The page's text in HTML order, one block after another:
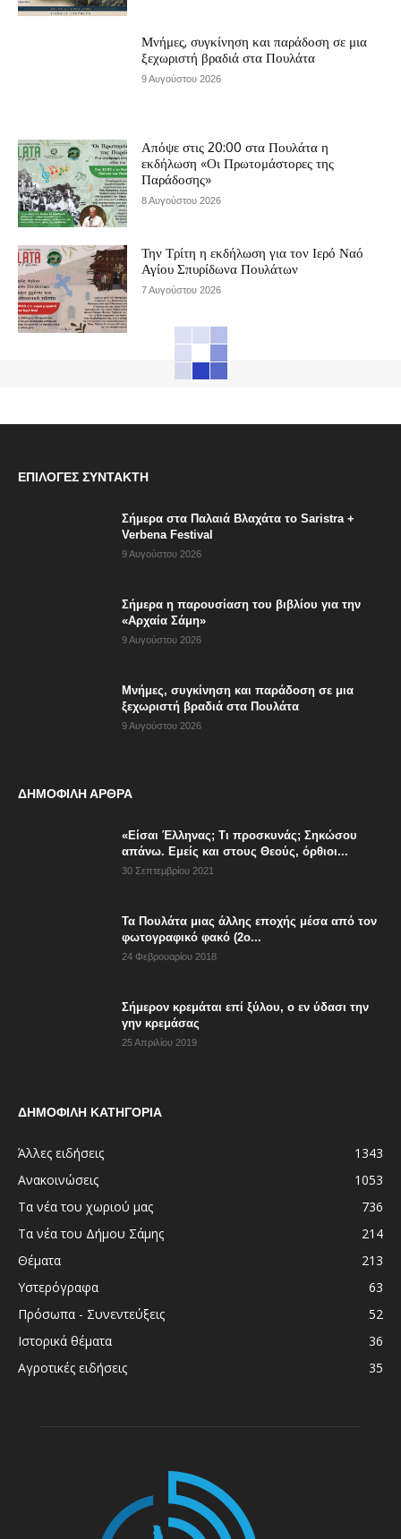
Μνήμες, συγκίνηση και παράδοση σε μια
ξεχωριστή βραδιά στα Πουλάτα
9 Αυγούστου 2026
Απόψε στις 20:00 στα Πουλάτα η
εκδήλωση «Οι Πρωτομάστορες της
Παράδοσης»
8 Αυγούστου 2026
Την Τρίτη η εκδήλωση για τον Ιερό Ναό
Αγίου Σπυρίδωνα Πουλάτων
7 Αυγούστου 2026
ΕΠΙΛΟΓΈΣ ΣΥΝΤΆΚΤΗ
Σήμερα στα Παλαιά Βλαχάτα το Saristra +
Verbena Festival
9 Αυγούστου 2026
Σήμερα η παρουσίαση του βιβλίου για την
«Αρχαία Σάμη»
9 Αυγούστου 2026
Μνήμες, συγκίνηση και παράδοση σε μια
ξεχωριστή βραδιά στα Πουλάτα
9 Αυγούστου 2026
ΔΗΜΟΦΙΛΗ ΑΡΘΡΑ
«Είσαι Έλληνας; Τι προσκυνάς; Σηκώσου
απάνω. Εμείς και στους Θεούς, όρθιοι...
30 Σεπτεμβρίου 2021
Τα Πουλάτα μιας άλλης εποχής μέσα από τον
φωτογραφικό φακό (2ο...
24 Φεβρουαρίου 2018
Σήμερον κρεμάται επί ξύλου, ο εν ύδασι την
γην κρεμάσας
25 Απριλίου 2019
ΔΗΜΟΦΙΛΗ ΚΑΤΗΓΟΡΙΑ
Άλλες ειδήσεις
1343
Ανακοινώσεις
1053
Τα νέα του χωριού μας
736
Τα νέα του Δήμου Σάμης
214
Θέματα
213
Υστερόγραφα
63
Πρόσωπα - Συνεντεύξεις
52
Ιστορικά θέματα
36
Αγροτικές ειδήσεις
35